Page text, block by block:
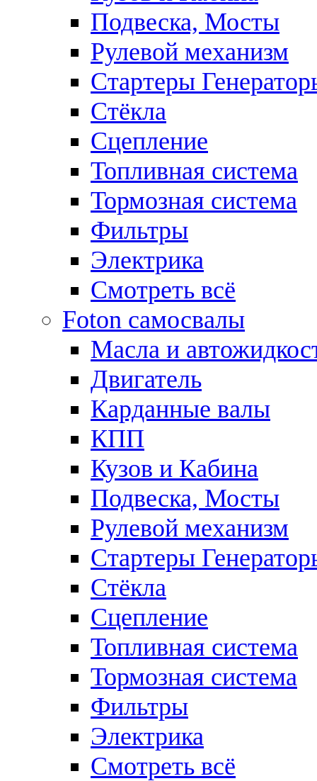
Подвеска, Мосты
Рулевой механизм
Стартеры
Стёкла
Сцепление
Топливная система
Тормозная система
Фильтры
Электрика
Смотреть всё
Foton самосвалы
Масла и
Двигатель
Карданные валы
КПП
Кузов и Кабина
Подвеска, Мосты
Рулевой механизм
Стартеры
Стёкла
Сцепление
Топливная система
Тормозная система
Фильтры
Электрика
Смотреть всё